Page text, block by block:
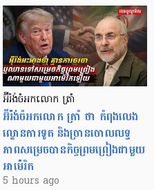
អ៊ីរ៉ង់ចំអកលោក ត្រាំ
អ៊ីរ៉ង់ចំអកលោក ត្រាំ ថា កំពុងលេង
ល្ខោនការទូត និងច្រានចោលលទ្ធ
ភាពសម្រេចបានកិច្ចព្រមព្រៀងជាមួយ
អាម៉េរិក
5 hours ago